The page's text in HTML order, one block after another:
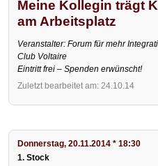
Meine Kollegin trägt
am Arbeitsplatz
Veranstalter: Forum für mehr
Club Voltaire
Eintritt frei – Spenden erwünscht!
Zuletzt bearbeitet am: 24.10.14
Donnerstag, 20.11.2014 * 18:30
1. Stock